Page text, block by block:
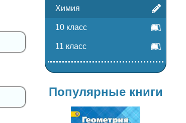
Химия
10 класс
11 класс
Популярные книги